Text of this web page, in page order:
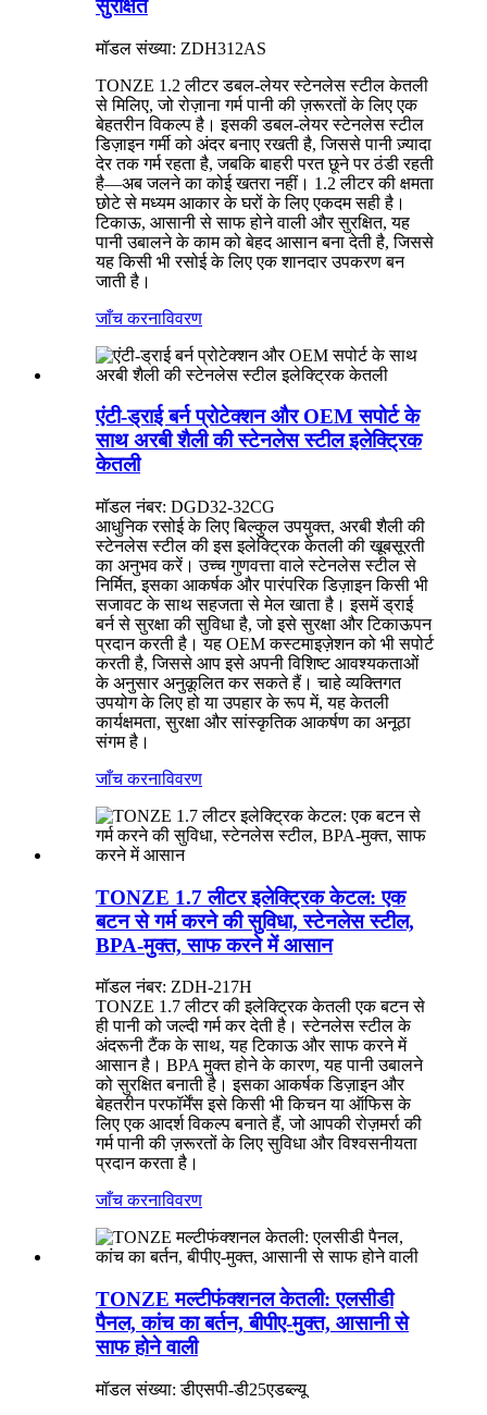
सुरक्षित
मॉडल संख्या: ZDH312AS
TONZE 1.2 लीटर डबल-लेयर स्टेनलेस स्टील केतली
से मिलिए, जो रोज़ाना गर्म पानी की ज़रूरतों के लिए एक
बेहतरीन विकल्प है। इसकी डबल-लेयर स्टेनलेस स्टील
डिज़ाइन गर्मी को अंदर बनाए रखती है, जिससे पानी ज़्यादा
देर तक गर्म रहता है, जबकि बाहरी परत छूने पर ठंडी रहती
है—अब जलने का कोई खतरा नहीं। 1.2 लीटर की क्षमता
छोटे से मध्यम आकार के घरों के लिए एकदम सही है।
टिकाऊ, आसानी से साफ होने वाली और सुरक्षित, यह
पानी उबालने के काम को बेहद आसान बना देती है, जिससे
यह किसी भी रसोई के लिए एक शानदार उपकरण बन
जाती है।
जाँच करनाविवरण
एंटी-ड्राई बर्न प्रोटेक्शन और OEM सपोर्ट के
साथ अरबी शैली की स्टेनलेस स्टील इलेक्ट्रिक
केतली
मॉडल नंबर: DGD32-32CG
आधुनिक रसोई के लिए बिल्कुल उपयुक्त, अरबी शैली की
स्टेनलेस स्टील की इस इलेक्ट्रिक केतली की खूबसूरती
का अनुभव करें। उच्च गुणवत्ता वाले स्टेनलेस स्टील से
निर्मित, इसका आकर्षक और पारंपरिक डिज़ाइन किसी भी
सजावट के साथ सहजता से मेल खाता है। इसमें ड्राई
बर्न से सुरक्षा की सुविधा है, जो इसे सुरक्षा और टिकाऊपन
प्रदान करती है। यह OEM कस्टमाइज़ेशन को भी सपोर्ट
करती है, जिससे आप इसे अपनी विशिष्ट आवश्यकताओं
के अनुसार अनुकूलित कर सकते हैं। चाहे व्यक्तिगत
उपयोग के लिए हो या उपहार के रूप में, यह केतली
कार्यक्षमता, सुरक्षा और सांस्कृतिक आकर्षण का अनूठा
संगम है।
जाँच करनाविवरण
TONZE 1.7 लीटर इलेक्ट्रिक केटल: एक
बटन से गर्म करने की सुविधा, स्टेनलेस स्टील,
BPA-मुक्त, साफ करने में आसान
मॉडल नंबर: ZDH-217H
TONZE 1.7 लीटर की इलेक्ट्रिक केतली एक बटन से
ही पानी को जल्दी गर्म कर देती है। स्टेनलेस स्टील के
अंदरूनी टैंक के साथ, यह टिकाऊ और साफ करने में
आसान है। BPA मुक्त होने के कारण, यह पानी उबालने
को सुरक्षित बनाती है। इसका आकर्षक डिज़ाइन और
बेहतरीन परफॉर्मेंस इसे किसी भी किचन या ऑफिस के
लिए एक आदर्श विकल्प बनाते हैं, जो आपकी रोज़मर्रा की
गर्म पानी की ज़रूरतों के लिए सुविधा और विश्वसनीयता
प्रदान करता है।
जाँच करनाविवरण
TONZE मल्टीफंक्शनल केतली: एलसीडी
पैनल, कांच का बर्तन, बीपीए-मुक्त, आसानी से
साफ होने वाली
मॉडल संख्या: डीएसपी-डी25एडब्ल्यू